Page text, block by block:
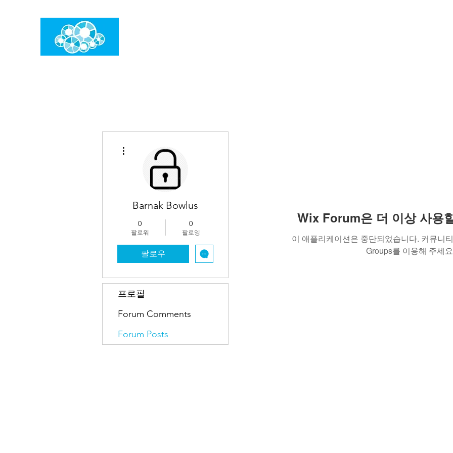
Wix Forum은 더 이상 사용
이 애플리케이션은 중단되었습니다. 커뮤니
Groups를 이용해 주세
Barnak Bowlus
0
팔로워
0
팔로잉
팔로우
프로필
Forum Comments
Forum Posts